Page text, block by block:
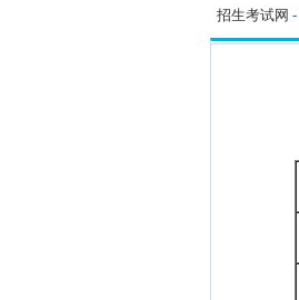
招生考试网 -